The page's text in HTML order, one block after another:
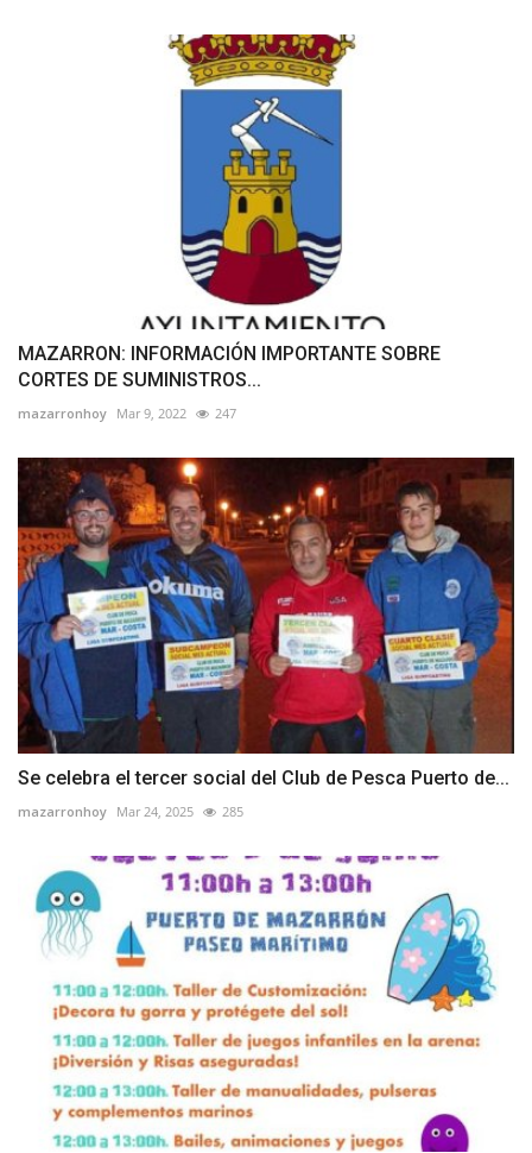
MAZARRON: INFORMACIÓN IMPORTANTE SOBRE
CORTES DE SUMINISTROS...
mazarronhoy Mar 9, 2022 247
Se celebra el tercer social del Club de Pesca Puerto de...
mazarronhoy Mar 24, 2025 285